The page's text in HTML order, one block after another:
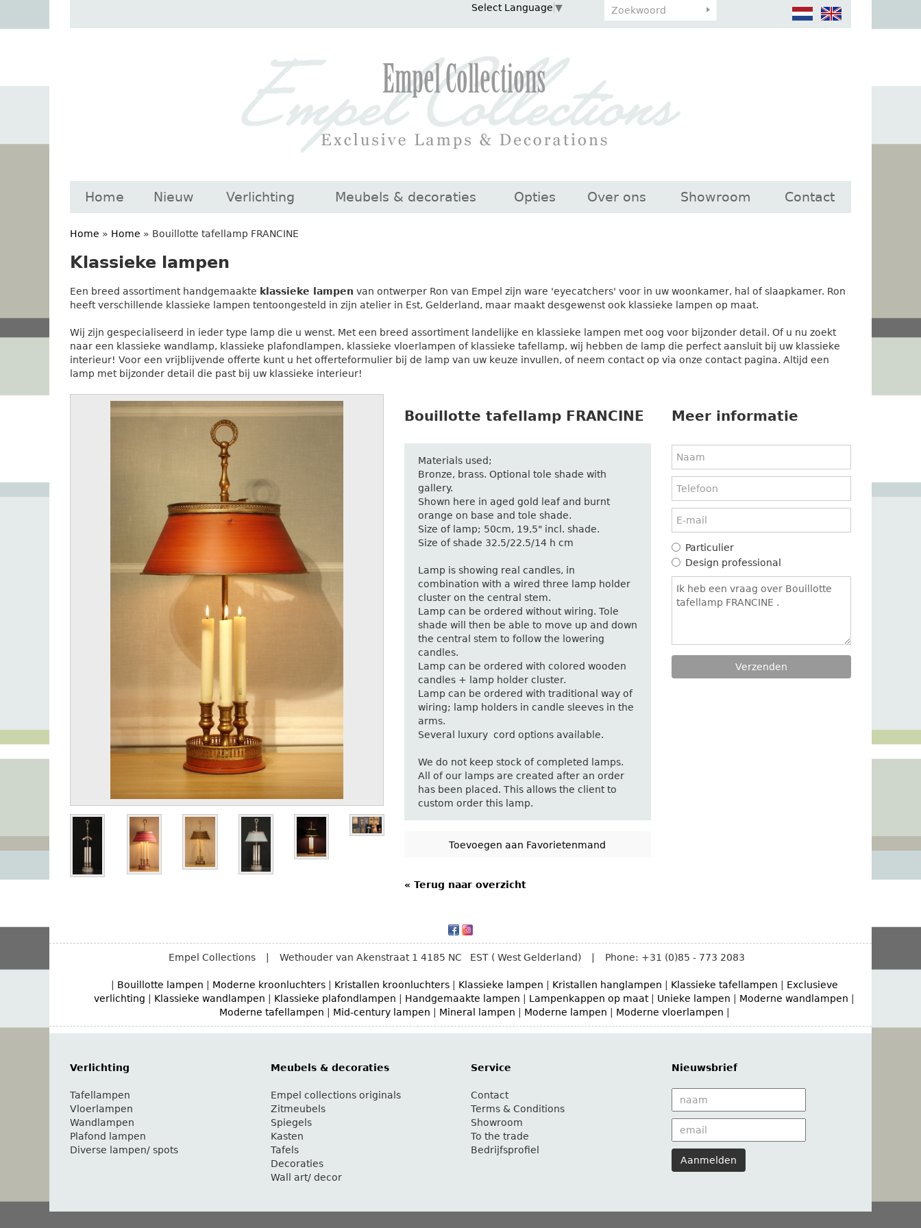
Select Language ▼
Home Nieuw Verlichting Meubels & decoraties Opties Over ons Showroom Contact
Home » Home » Bouillotte tafellamp FRANCINE
Klassieke lampen
Een breed assortiment handgemaakte klassieke lampen van ontwerper Ron van Empel zijn ware 'eyecatchers' voor in uw woonkamer, hal of slaapkamer. Ron
heeft verschillende klassieke lampen tentoongesteld in zijn atelier in Est, Gelderland, maar maakt desgewenst ook klassieke lampen op maat.
Wij zijn gespecialiseerd in ieder type lamp die u wenst. Met een breed assortiment landelijke en klassieke lampen met oog voor bijzonder detail. Of u nu zoekt
naar een klassieke wandlamp, klassieke plafondlampen, klassieke vloerlampen of klassieke tafellamp, wij hebben de lamp die perfect aansluit bij uw klassieke
interieur! Voor een vrijblijvende offerte kunt u het offerteformulier bij de lamp van uw keuze invullen, of neem contact op via onze contact pagina. Altijd een
lamp met bijzonder detail die past bij uw klassieke interieur!
Bouillotte tafellamp FRANCINE
Materials used;
Bronze, brass. Optional tole shade with
gallery.
Shown here in aged gold leaf and burnt
orange on base and tole shade.
Size of lamp; 50cm, 19,5" incl. shade.
Size of shade 32.5/22.5/14 h cm
Lamp is showing real candles, in
combination with a wired three lamp holder
cluster on the central stem.
Lamp can be ordered without wiring. Tole
shade will then be able to move up and down
the central stem to follow the lowering
candles.
Lamp can be ordered with colored wooden
candles + lamp holder cluster.
Lamp can be ordered with traditional way of
wiring; lamp holders in candle sleeves in the
arms.
Several luxury cord options available.
We do not keep stock of completed lamps.
All of our lamps are created after an order
has been placed. This allows the client to
custom order this lamp.
« Terug naar overzicht
Meer informatie
Particulier
Design professional
Empel Collections Wethouder van Akenstraat 1 4185 NC EST ( West Gelderland) Phone: +31 (0)85 - 773 2083
Bouillotte lampen Moderne kroonluchters| Kristallen kroonluchters| Klassieke lampen Kristallen hanglampen Klassieke tafellampen
Exclusieve
verlichting
Klassieke wandlampen Klassieke plafondlampen Handgemaakte lampen Lampenkappen op maat| Unieke lampen Moderne wandlampen
Moderne tafellampen
Mid-century lampen Mineral lampen Moderne lampen Moderne vloerlampen
Verlichting
Tafellampen
Vloerlampen
Wandlampen
Plafond lampen
Diverse lampen/ spots
Meubels & decoraties
Empel collections originals
Zitmeubels
Spiegels
Kasten
Tafels
Decoraties
Wall art/ decor
Service
Contact
Terms & Conditions
Showroom
To the trade
Bedrijfsprofiel
Nieuwsbrief